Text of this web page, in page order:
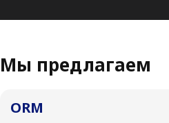
ORM
Мы предлагаем